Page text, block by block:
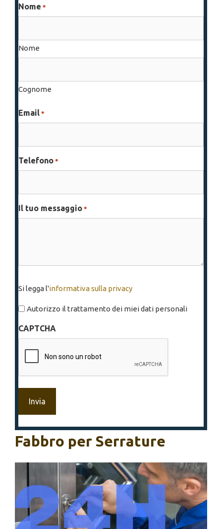
Nome *
Nome
Cognome
Email *
Telefono *
Il tuo messaggio *
legga
l'informativa
privacy
Si legga l'informativa sulla privacy
Autorizzo il trattamento dei miei dati personali
CAPTCHA
Fabbro per Serrature